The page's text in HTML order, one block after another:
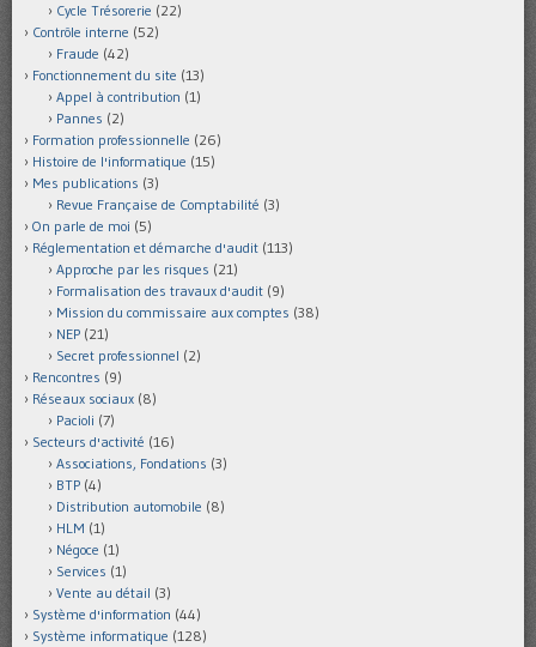
Cycle Trésorerie (22)
Contrôle interne (52)
Fraude (42)
Fonctionnement du site (13)
Appel à contribution (1)
Pannes (2)
Formation professionnelle (26)
Histoire de l'informatique (15)
Mes publications (3)
Revue Française de Comptabilité (3)
On parle de moi (5)
Réglementation et démarche d'audit (113)
Approche par les risques (21)
Formalisation des travaux d'audit (9)
Mission du commissaire aux comptes (38)
NEP (21)
Secret professionnel (2)
Rencontres (9)
Réseaux sociaux (8)
Pacioli (7)
Secteurs d'activité (16)
Associations, Fondations (3)
BTP (4)
Distribution automobile (8)
HLM (1)
Négoce (1)
Services (1)
Vente au détail (3)
Système d'information (44)
Système informatique (128)